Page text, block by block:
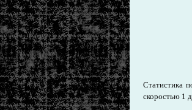
Статистика
скоростью 1